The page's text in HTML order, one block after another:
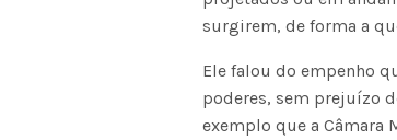
surgirem, de forma a
Ele falou do empenho
poderes, sem prejuízo
exemplo que a Câmara